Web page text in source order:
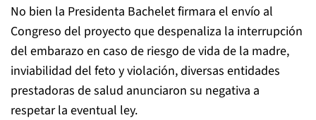
No bien la Presidenta Bachelet firmara el envío al
Congreso del proyecto que despenaliza la interrupción
del embarazo en caso de riesgo de vida de la madre,
inviabilidad del feto y violación, diversas entidades
prestadoras de salud anunciaron su negativa a
respetar la eventual ley.